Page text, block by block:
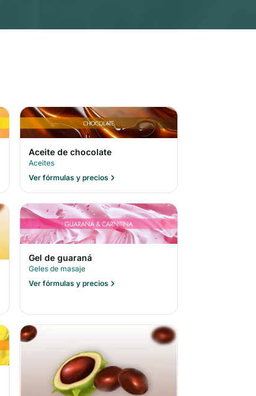
Aceite de chocolate
Aceites
Ver fórmulas y precios
Gel de guaraná
Geles de masaje
Ver fórmulas y precios